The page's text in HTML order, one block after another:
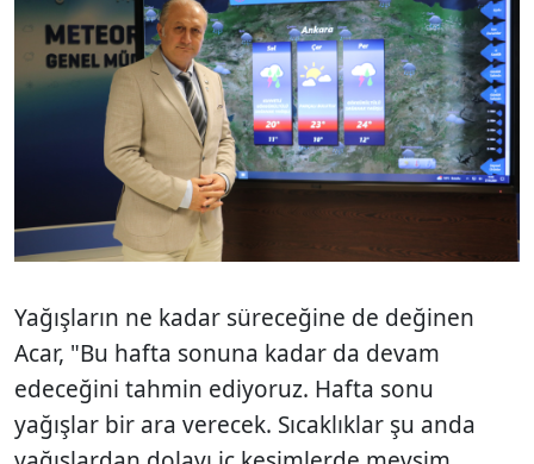
Yağışların ne kadar süreceğine de değinen
Acar, "Bu hafta sonuna kadar da devam
edeceğini tahmin ediyoruz. Hafta sonu
yağışlar bir ara verecek. Sıcaklıklar şu anda